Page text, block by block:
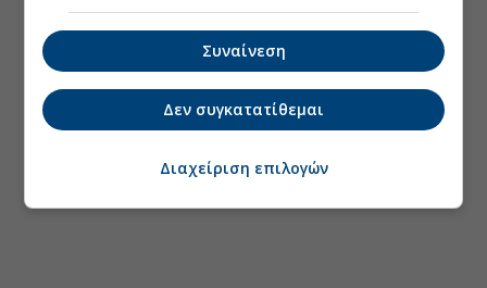
Συναίνεση
Δεν συγκατατίθεμαι
Διαχείριση επιλογών